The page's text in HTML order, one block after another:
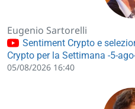
Eugenio Sartorelli
Sentiment Crypto e
Crypto per la Settimana -5-
05/08/2026 16:40